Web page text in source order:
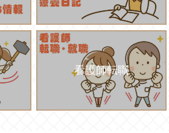
看護師転職